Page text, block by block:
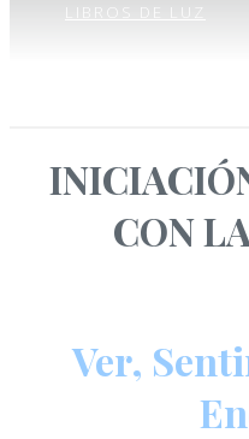
LIBROS DE LUZ
CON
Ver,